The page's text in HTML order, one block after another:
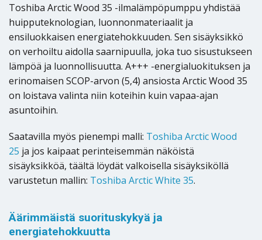
Toshiba Arctic Wood 35 -ilmalämpöpumppu yhdistää
huipputeknologian, luonnonmateriaalit ja
ensiluokkaisen energiatehokkuuden. Sen sisäyksikkö
on verhoiltu aidolla saarnipuulla, joka tuo sisustukseen
lämpöä ja luonnollisuutta. A+++ -energialuokituksen ja
erinomaisen SCOP-arvon (5,4) ansiosta Arctic Wood 35
on loistava valinta niin koteihin kuin vapaa-ajan
asuntoihin.
Saatavilla myös pienempi malli: Toshiba Arctic Wood
25 ja jos kaipaat perinteisemmän näköistä
sisäyksikköä, täältä löydät valkoisella sisäyksiköllä
varustetun mallin: Toshiba Arctic White 35.
Äärimmäistä suorituskykyä ja
energiatehokkuutta